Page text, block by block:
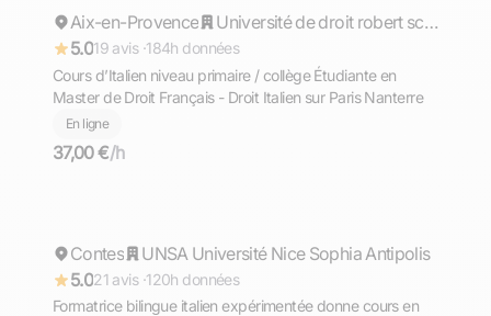
Répond rapidement
Aix-en-Provence
Université de droit robert schuman aix en provence
5.019 avis ·184h données
Cours d’Italien niveau primaire / collège Étudiante en
Master de Droit Français - Droit Italien sur Paris Nanterre
En ligne
37,00 €/h
Répond rapidement
Contes
UNSA Université Nice Sophia Antipolis
5.021 avis ·120h données
Formatrice bilingue italien expérimentée donne cours en